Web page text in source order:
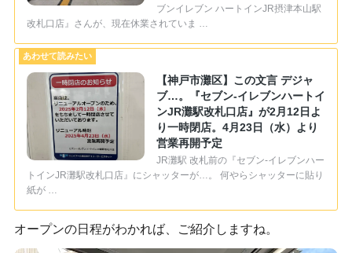
ブンイレブン ハートインJR摂津本山駅
改札口店』さんが、現在休業されていま …
【神戸市灘区】この文言 デジャ
ブ…。『セブン-イレブンハートイ
ンJR灘駅改札口店』が2月12日よ
り一時閉店。4月23日（水）より
営業再開予定
JR灘駅 改札前の『セブン-イレブンハー
トインJR灘駅改札口店』にシャッターが…。 何やらシャッターに貼り
紙が …
オープンの日程がわかれば、ご紹介しますね。